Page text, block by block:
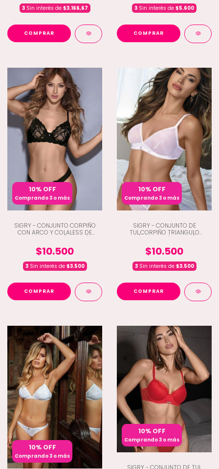
3Sin interés de $3.166,67
COMPRAR
3 Sin interés de $5.600
COMPRAR
10% OFF
Comprando 3 o más
SIGRY - CONJUNTO CORPIÑO
CON ARCO Y COLALESS DE
$10.500
3Sin interés de $3.500
COMPRAR
10% OFF
Comprando 3 o más
SIGRY - CONJUNTO DE
TUL,CORPIÑO TRIANGULO
$10.500
3Sin interés de $3.500
COMPRAR
10% OFF
Comprando 3 o más
10% OFF
Comprando 3 o más